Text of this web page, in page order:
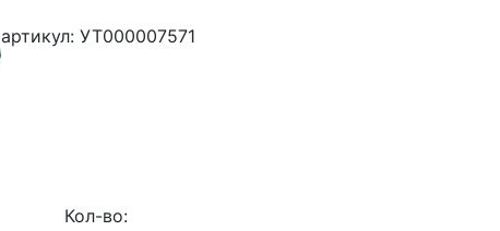
артикул: УТ000007571
Кол-во: